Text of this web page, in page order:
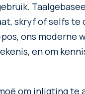
skryf of selfs te
ons moderne
en om
om inligting te